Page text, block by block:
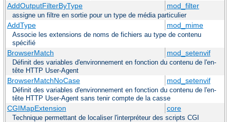
AddOutputFilterByType mod_filter
assigne un filtre en sortie pour un type de média particulier
AddType mod_mime
Associe les extensions de noms de fichiers au type de contenu
spécifié
BrowserMatch mod_setenvif
Définit des variables d'environnement en fonction du contenu de l'en-
tête HTTP User-Agent
BrowserMatchNoCase mod_setenvif
Définit des variables d'environnement en fonction du contenu de l'en-
tête HTTP User-Agent sans tenir compte de la casse
CGIMapExtension core
Technique permettant de localiser l'interpréteur des scripts CGI